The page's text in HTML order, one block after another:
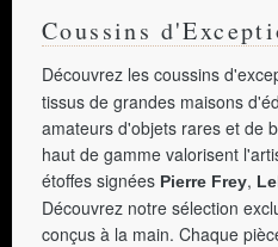
Coussins
Découvrez les coussins
tissus de grandes maisons
amateurs d'objets rares et de
haut de gamme valorisent
étoffes signées Pierre Frey,
Découvrez notre sélection
conçus à la main. Chaque